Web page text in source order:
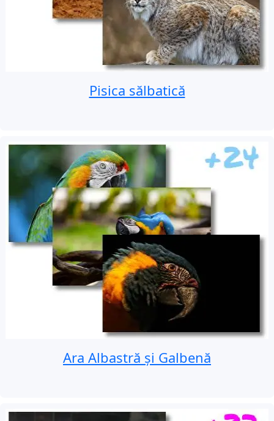
Pisica sălbatică
Ara Albastră și Galbenă